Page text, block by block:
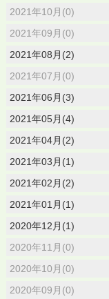
2021年10月(0)
2021年09月(0)
2021年08月(2)
2021年07月(0)
2021年06月(3)
2021年05月(4)
2021年04月(2)
2021年03月(1)
2021年02月(2)
2021年01月(1)
2020年12月(1)
2020年11月(0)
2020年10月(0)
2020年09月(0)